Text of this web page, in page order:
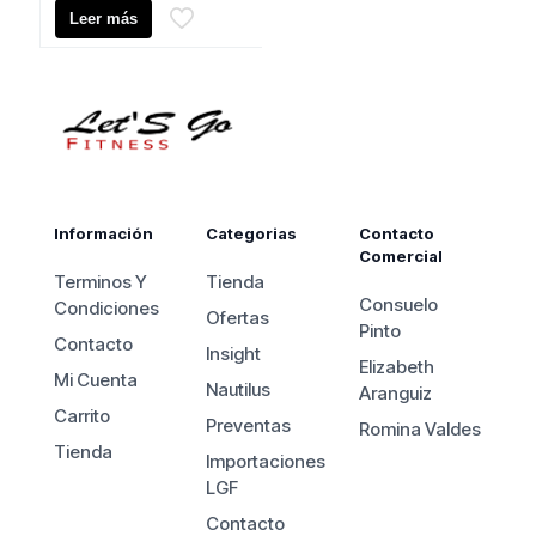
era:
Leer más
Información
Terminos Y
Condiciones
Contacto
Mi Cuenta
Carrito
Tienda
Categorias
Tienda
Ofertas
Insight
Nautilus
Preventas
Importaciones
LGF
Contacto
Contacto
Comercial
Consuelo
Pinto
Elizabeth
Aranguiz
Romina Valdes